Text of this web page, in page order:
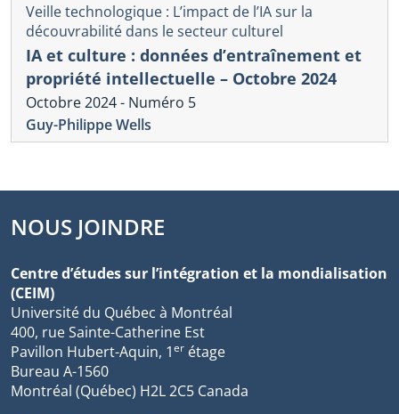
Veille technologique : L’impact de l’IA sur la
découvrabilité dans le secteur culturel
IA et culture : données d’entraînement et
propriété intellectuelle – Octobre 2024
Octobre 2024 - Numéro 5
Guy-Philippe Wells
NOUS JOINDRE
Centre d’études sur l’intégration et la mondialisation
(CEIM)
Université du Québec à Montréal
400, rue Sainte-Catherine Est
Pavillon Hubert-Aquin, 1er étage
Bureau A-1560
Montréal (Québec) H2L 2C5 Canada